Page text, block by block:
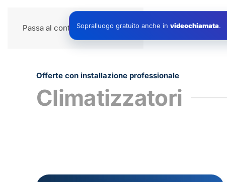
Passa al contenuto principale Impianti
Offerte con installazione professionale
Climatizzatori
Sopralluogo gratuito anche in videochiamata.